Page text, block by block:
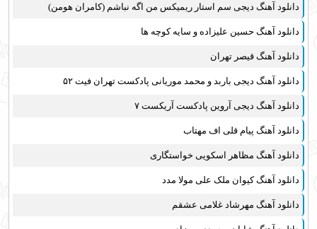
روزبه نعمت الهی
عماد طالب زاده
علی عبدالمالکی
مجید خراطها
زانیار خسروی
امیر عظیمی
بهنام علمشاهی
سینا سرلک
علی شیرازی
دانلود آهنگ دیجی سم استار ریمیکس من اگه نباشم (کامران هومن)
دانلود آهنگ حسین علیزاده و سایه کوچه ها
دانلود آهنگ قیصر تهران
دانلود آهنگ دیجی باربد و محمد موریانی پادکست تهران فیت ۵۲
دانلود آهنگ دیجی آروین پادکست آریکست ۷
دانلود آهنگ پیام قلی اف مهتاب
دانلود آهنگ مظاهر اسکویی خواستگاری
دانلود آهنگ کیوان ملک علی مولا مدد
دانلود آهنگ مهرشاد غلامی عشقم